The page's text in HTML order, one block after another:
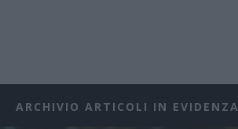
ARCHIVIO ARTICOLI IN EVIDENZA